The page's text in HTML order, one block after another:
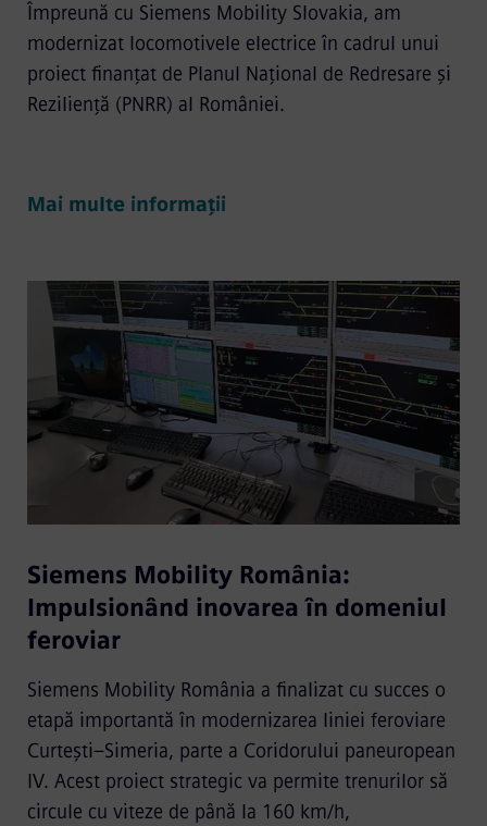
Împreună cu Siemens Mobility Slovakia, am
modernizat locomotivele electrice în cadrul unui
proiect finanțat de Planul Național de Redresare și
Reziliență (PNRR) al României.
Mai multe informații
Siemens Mobility România:
Impulsionând inovarea în domeniul
feroviar
Siemens Mobility România a finalizat cu succes o
etapă importantă în modernizarea liniei feroviare
Curtești–Simeria, parte a Coridorului paneuropean
IV. Acest proiect strategic va permite trenurilor să
circule cu viteze de până la 160 km/h,